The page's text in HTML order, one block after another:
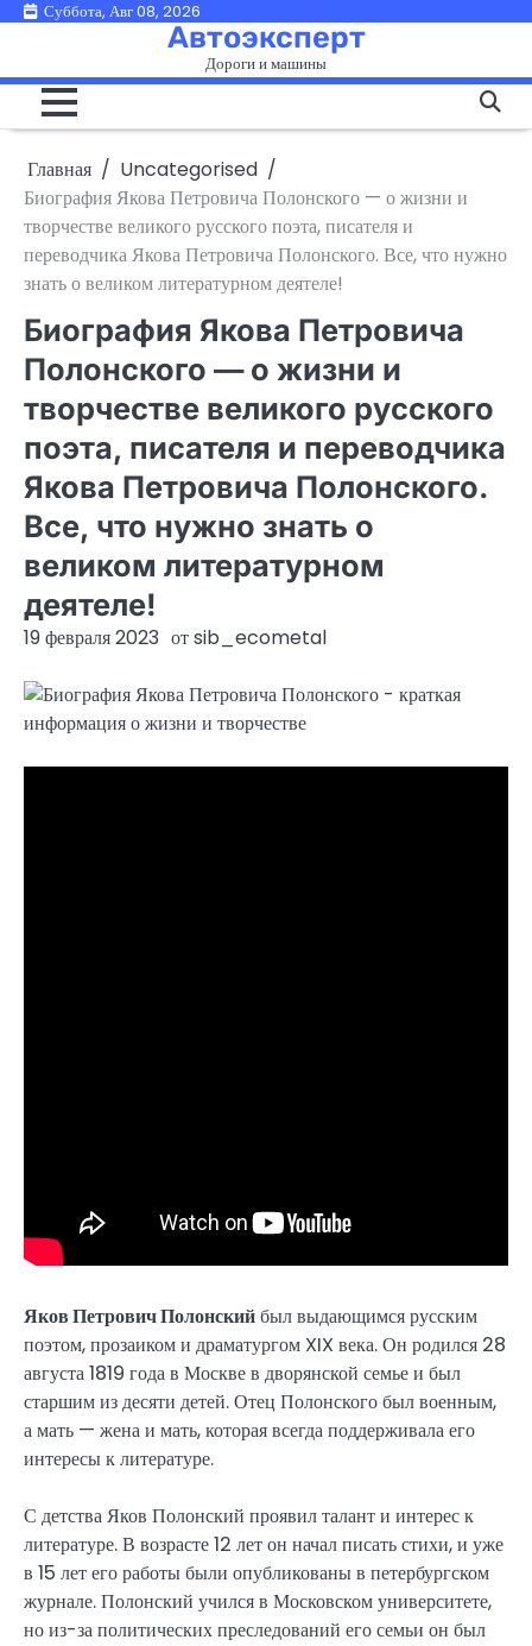
ПерейтиСуббота, Авг 08, 2026
Автоэксперт
Дороги и машины
Главная
Uncategorised
Биография Якова Петровича Полонского — о жизни и
творчестве великого русского поэта, писателя и
переводчика Якова Петровича Полонского. Все, что нужно
знать о великом литературном деятеле!
Биография Якова Петровича
Полонского — о жизни и
творчестве великого русского
поэта, писателя и переводчика
Якова Петровича Полонского.
Все, что нужно знать о
великом литературном
деятеле!
19 февраля 2023 отsib_ecometal
Яков Петрович Полонскийбыл выдающимся русским
поэтом, прозаиком и драматургом XIX века. Он родился 28
августа 1819 года в Москве в дворянской семье и был
старшим из десяти детей. Отец Полонского был военным,
а мать — жена и мать, которая всегда поддерживала его
интересы к литературе.
С детства Яков Полонский проявил талант и интерес к
литературе. В возрасте 12 лет он начал писать стихи, и уже
в 15 лет его работы были опубликованы в петербургском
журнале. Полонский учился в Московском университете,
но из-за политических преследований его семьи он был